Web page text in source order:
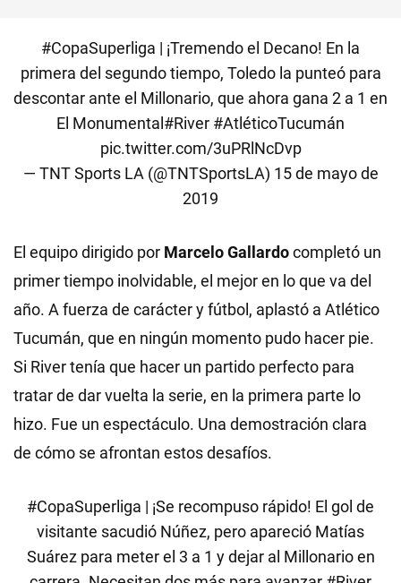
#CopaSuperliga | ¡Tremendo el Decano! En la
primera del segundo tiempo, Toledo la punteó para
descontar ante el Millonario, que ahora gana 2 a 1 en
El Monumental #River #AtléticoTucumán
pic.twitter.com/3uPRlNcDvp
— TNT Sports LA (@TNTSportsLA) 15 de mayo de
2019
El equipo dirigido por Marcelo Gallardocompletó un
primer tiempo inolvidable, el mejor en lo que va del
año. A fuerza de carácter y fútbol, aplastó a Atlético
Tucumán, que en ningún momento pudo hacer pie.
Si River tenía que hacer un partido perfecto para
tratar de dar vuelta la serie, en la primera parte lo
hizo. Fue un espectáculo. Una demostración clara
de cómo se afrontan estos desafíos.
#CopaSuperliga | ¡Se recompuso rápido! El gol de
visitante sacudió Núñez, pero apareció Matías
Suárez para meter el 3 a 1 y dejar al Millonario en